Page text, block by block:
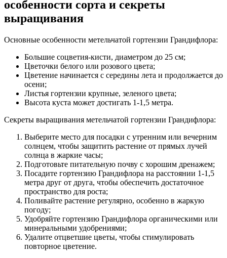
особенности сорта и секреты
выращивания
Основные особенности метельчатой гортензии Грандифлора:
Большие соцветия-кисти, диаметром до 25 см;
Цветочки белого или розового цвета;
Цветение начинается с середины лета и продолжается до
осени;
Листья гортензии крупные, зеленого цвета;
Высота куста может достигать 1-1,5 метра.
Секреты выращивания метельчатой гортензии Грандифлора:
Выберите место для посадки с утренним или вечерним
солнцем, чтобы защитить растение от прямых лучей
солнца в жаркие часы;
Подготовьте питательную почву с хорошим дренажем;
Посадите гортензию Грандифлора на расстоянии 1-1,5
метра друг от друга, чтобы обеспечить достаточное
пространство для роста;
Поливайте растение регулярно, особенно в жаркую
погоду;
Удобряйте гортензию Грандифлора органическими или
минеральными удобрениями;
Удалите отцветшие цветы, чтобы стимулировать
повторное цветение.